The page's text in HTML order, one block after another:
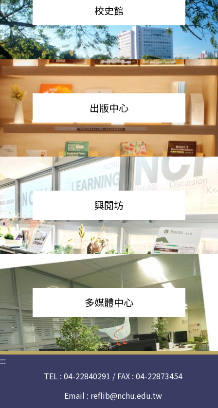
校史館
出版中心
興閱坊
多媒體中心
:::
TEL : 04-22840291 / FAX : 04-22873454
Email : reflib@nchu.edu.tw